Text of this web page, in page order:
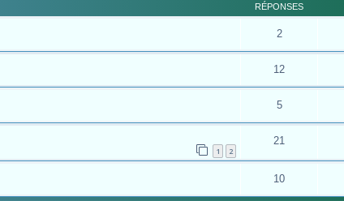
RÉPONSES
2
12
5
1 2
21
10